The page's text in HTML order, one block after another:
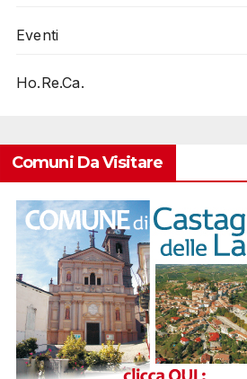
Eventi
Ho.Re.Ca.
Comuni Da Visitare